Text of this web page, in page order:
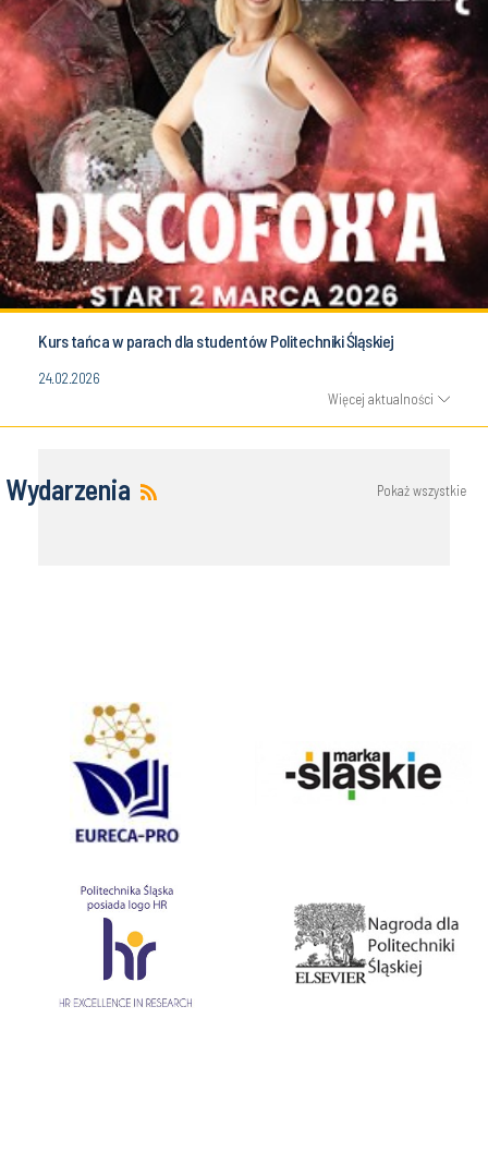
Kurs tańca w parach dla studentów Politechniki Śląskiej
24.02.2026
Więcej aktualności
Wydarzenia Pokaż wszystkie